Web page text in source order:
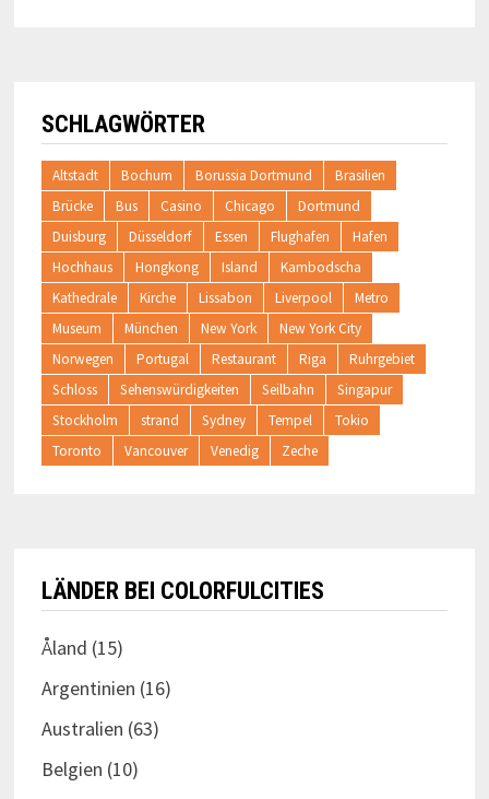
SCHLAGWÖRTER
Altstadt Bochum Borussia Dortmund
Brasilien
Brücke
Bus Casino Chicago
Dortmund
Duisburg
Düsseldorf Essen Flughafen
Hafen
Hochhaus
Hongkong Island
Kambodscha
Kathedrale
Kirche Lissabon Liverpool
Metro
Museum
München New York
New York City
Norwegen
Portugal Restaurant Riga
Ruhrgebiet
Schloss
Sehenswürdigkeiten Seilbahn
Singapur
Stockholm
strand Sydney Tempel
Tokio
Toronto
Vancouver Venedig Zeche
LÄNDER BEI COLORFULCITIES
Åland (15)
Argentinien (16)
Australien (63)
Belgien (10)